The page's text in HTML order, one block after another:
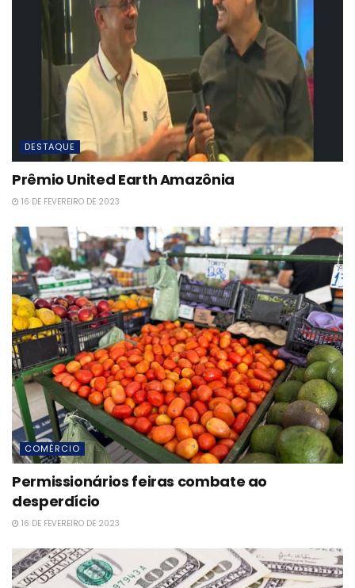
DESTAQUE
Prêmio United Earth Amazônia
16 DE FEVEREIRO DE 2023
COMÉRCIO
Permissionários feiras combate ao
desperdício
16 DE FEVEREIRO DE 2023